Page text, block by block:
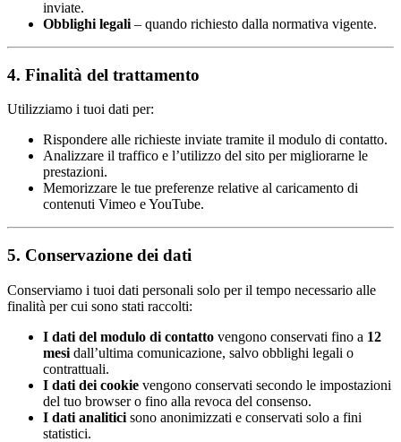
inviate.
Obblighi legali – quando richiesto dalla normativa vigente.
4. Finalità del trattamento
Utilizziamo i tuoi dati per:
Rispondere alle richieste inviate tramite il modulo di contatto.
Analizzare il traffico e l’utilizzo del sito per migliorarne le
prestazioni.
Memorizzare le tue preferenze relative al caricamento di
contenuti Vimeo e YouTube.
5. Conservazione dei dati
Conserviamo i tuoi dati personali solo per il tempo necessario alle
finalità per cui sono stati raccolti:
I dati del modulo di contatto vengono conservati fino a 12
mesi dall’ultima comunicazione, salvo obblighi legali o
contrattuali.
I dati dei cookie vengono conservati secondo le impostazioni
del tuo browser o fino alla revoca del consenso.
I dati analitici sono anonimizzati e conservati solo a fini
statistici.